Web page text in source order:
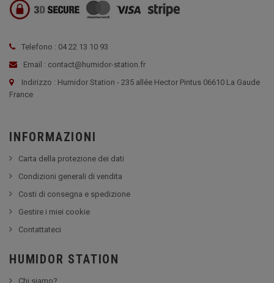
Telefono : 04 22 13 10 93
Email : contact@humidor-station.fr
Indirizzo : Humidor Station - 235 allée Hector Pintus 06610 La Gaude
France
INFORMAZIONI
Carta della protezione dei dati
Condizioni generali di vendita
Costi di consegna e spedizione
Gestire i miei cookie
Contattateci
HUMIDOR STATION
Chi siamo?